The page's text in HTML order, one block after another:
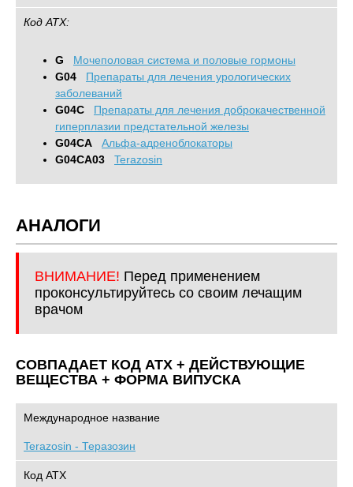
Код АТХ:
G
Mочеполовая система и половые гормоны
G04
Препараты для лечения урологических
заболеваний
G04C
Препараты для лечения доброкачественной
гиперплазии предстательной железы
G04CA
Альфа-адреноблокаторы
G04CA03
Terazosin
АНАЛОГИ
ВНИМАНИЕ! Перед применением
проконсультируйтесь со своим лечащим
врачом
СОВПАДАЕТ КОД ATХ + ДЕЙСТВУЮЩИЕ
ВЕЩЕСТВА + ФОРМА ВИПУСКА
Международное название
Terazosin - Теразозин
Код АТХ